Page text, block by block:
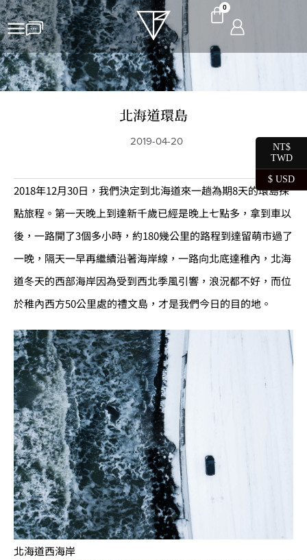
0
北海道環島
2019-04-20
2018年12月30日，我們決定到北海道來一趟為期8天的環島探
點旅程。第一天晚上到達新千歲已經是晚上七點多，拿到車以
後，一路開了3個多小時，約180幾公里的路程到達留萌市過了
一晚，隔天一早再繼續沿著海岸線，一路向北底達稚內，北海
道冬天的西部海岸因為受到西北季風引響，浪況都不好，而位
於稚內西方50公里處的禮文島，才是我們今日的目的地。
北海道西海岸
NT$
TWD
$ USD